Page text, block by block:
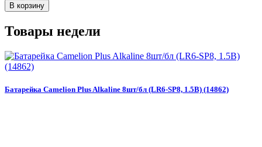
В корзину
Товары недели
Батарейка Camelion Plus Alkaline 8шт/бл (LR6-SP8, 1.5В) (14862)